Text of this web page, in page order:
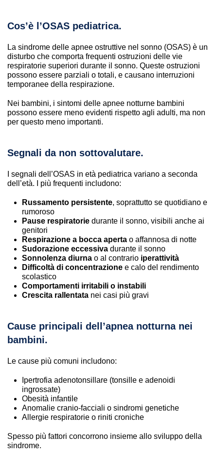
Cos’è l’OSAS pediatrica.
La sindrome delle apnee ostruttive nel sonno (OSAS) è un
disturbo che comporta frequenti ostruzioni delle vie
respiratorie superiori durante il sonno. Queste ostruzioni
possono essere parziali o totali, e causano interruzioni
temporanee della respirazione.
Nei bambini, i sintomi delle apnee notturne bambini
possono essere meno evidenti rispetto agli adulti, ma non
per questo meno importanti.
Segnali da non sottovalutare.
I segnali dell’OSAS in età pediatrica variano a seconda
dell’età. I più frequenti includono:
Russamento persistente, soprattutto se quotidiano e
rumoroso
Pause respiratorie durante il sonno, visibili anche ai
genitori
Respirazione a bocca aperta o affannosa di notte
Sudorazione eccessiva durante il sonno
Sonnolenza diurna o al contrario iperattività
Difficoltà di concentrazione e calo del rendimento
scolastico
Comportamenti irritabili o instabili
Crescita rallentata nei casi più gravi
Cause principali dell’apnea notturna nei
bambini.
Le cause più comuni includono:
Ipertrofia adenotonsillare (tonsille e adenoidi
ingrossate)
Obesità infantile
Anomalie cranio-facciali o sindromi genetiche
Allergie respiratorie o riniti croniche
Spesso più fattori concorrono insieme allo sviluppo della
sindrome.